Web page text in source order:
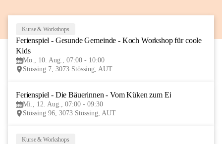
AUG
Kurse & Workshops
Ferienspiel - Gesunde Gemeinde - Koch Workshop für coole
Kids
Mo., 10. Aug., 07:00 - 10:00
Stössing 7, 3073 Stössing, AUT
Ferienspiel - Die Bäuerinnen - Vom Küken zum Ei
Mi., 12. Aug., 07:00 - 09:30
Stössing 96, 3073 Stössing, AUT
Kurse & Workshops